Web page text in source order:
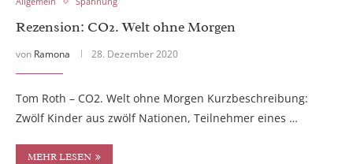
Rezension: CO2. Welt ohne Morgen
von Ramona 28. Dezember 2020
Tom Roth – CO2. Welt ohne Morgen Kurzbeschreibung:
Zwölf Kinder aus zwölf Nationen, Teilnehmer eines …
MEHR LESEN